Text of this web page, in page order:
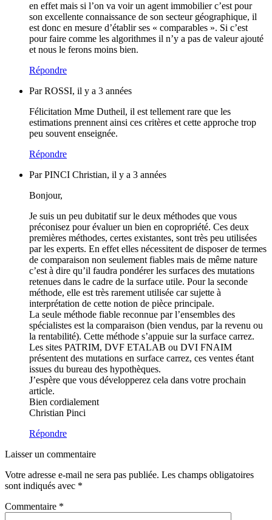
en effet mais si l’on va voir un agent immobilier c’est pour
son excellente connaissance de son secteur géographique, il
est donc en mesure d’établir ses « comparables ». Si c’est
pour faire comme les algorithmes il n’y a pas de valeur ajouté
et nous le ferons moins bien.
Répondre
Par ROSSI, il y a 3 années
Félicitation Mme Dutheil, il est tellement rare que les
estimations prennent ainsi ces critères et cette approche trop
peu souvent enseignée.
Répondre
Par PINCI Christian, il y a 3 années
Bonjour,
Je suis un peu dubitatif sur le deux méthodes que vous
préconisez pour évaluer un bien en copropriété. Ces deux
premières méthodes, certes existantes, sont très peu utilisées
par les experts. En effet elles nécessitent de disposer de termes
de comparaison non seulement fiables mais de même nature
c’est à dire qu’il faudra pondérer les surfaces des mutations
retenues dans le cadre de la surface utile. Pour la seconde
méthode, elle est très rarement utilisée car sujette à
interprétation de cette notion de pièce principale.
La seule méthode fiable reconnue par l’ensembles des
spécialistes est la comparaison (bien vendus, par la revenu ou
la rentabilité). Cette méthode s’appuie sur la surface carrez.
Les sites PATRIM, DVF ETALAB ou DVI FNAIM
présentent des mutations en surface carrez, ces ventes étant
issues du bureau des hypothèques.
J’espère que vous développerez cela dans votre prochain
article.
Bien cordialement
Christian Pinci
Répondre
Laisser un commentaire
Votre adresse e-mail ne sera pas publiée. Les champs obligatoires
sont indiqués avec *
Commentaire *